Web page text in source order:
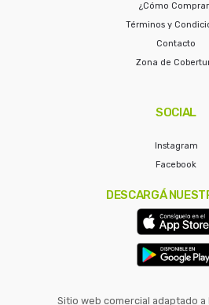
¿Cómo
Términos y
Contacto
Zona de
SOCIAL
Instagram
Facebook
DESCARGÁ
Sitio web comercial adaptado a